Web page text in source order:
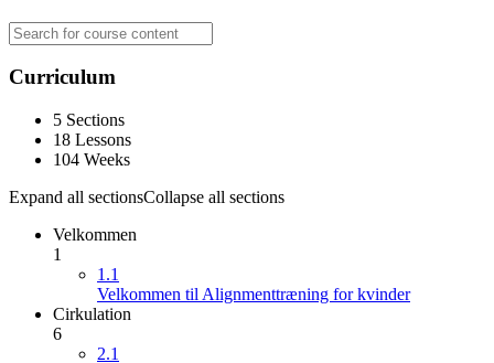
Curriculum
5 Sections
18 Lessons
104 Weeks
Expand all sectionsCollapse all sections
Velkommen
1
1.1
Velkommen til Alignmenttræning for kvinder
Cirkulation
6
2.1